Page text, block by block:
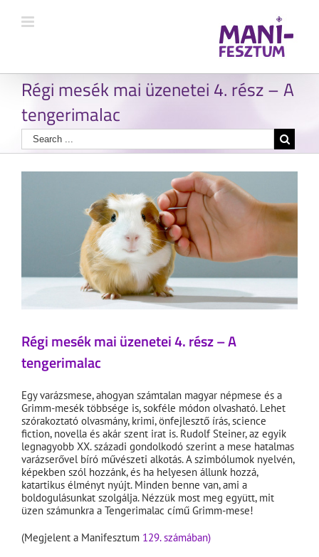
Régi mesék mai üzenetei 4. rész – A
tengerimalac
Régi mesék mai üzenetei 4. rész – A
tengerimalac
Egy varázsmese, ahogyan számtalan magyar népmese és a
Grimm-mesék többsége is, sokféle módon olvasható. Lehet
szórakoztató olvasmány, krimi, önfejlesztő írás, science
fiction, novella és akár szent irat is. Rudolf Steiner, az egyik
legnagyobb XX. századi gondolkodó szerint a mese hatalmas
varázserővel bíró művészeti alkotás. A szimbólumok nyelvén,
képekben szól hozzánk, és ha helyesen állunk hozzá,
katartikus élményt nyújt. Minden benne van, ami a
boldogulásunkat szolgálja. Nézzük most meg együtt, mit
üzen számunkra a Tengerimalac című Grimm-mese!
(Megjelent a Manifesztum 129. számában)